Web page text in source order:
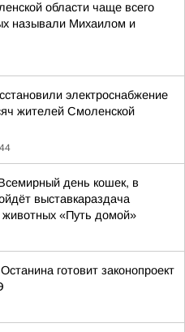
области чаще всего
называли Михаилом и
электроснабжение
жителей Смоленской
день кошек, в
выставкараздача
животных «Путь домой»
готовит законопроект